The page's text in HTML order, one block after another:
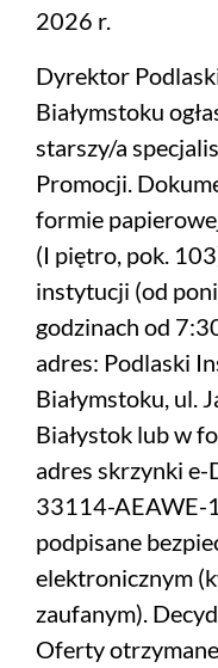
2026 r.
Dyrektor
Białymstoku
starszy/a
Promocji.
formie
(I piętro, pok.
instytucji (od
godzinach od
adres: Podlaski
Białymstoku, ul.
Białystok lub w
adres skrzynki
33114-AEAWE-
podpisane
elektronicznym
zaufanym).
Oferty